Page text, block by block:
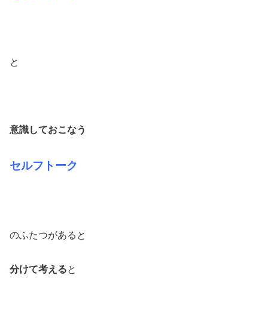
と
意識しておこなう
セルフトーク
のふたつがあると
分けて考えると